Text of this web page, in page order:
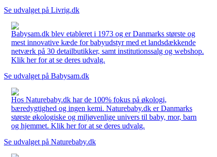
Se udvalget på Livrig.dk
Babysam.dk blev etableret i 1973 og er Danmarks største og
mest innovative kæde for babyudstyr med et landsdækkende
netværk på 30 detailbutikker, samt institutionssalg og webshop.
Klik her for at se deres udvalg.
Se udvalget på Babysam.dk
Hos Naturebaby.dk har de 100% fokus på økologi,
bæredygtighed og ingen kemi. Naturebaby.dk er Danmarks
største økologiske og miljøvenlige univers til baby, mor, barn
og hjemmet. Klik her for at se deres udvalg.
Se udvalget på Naturebaby.dk